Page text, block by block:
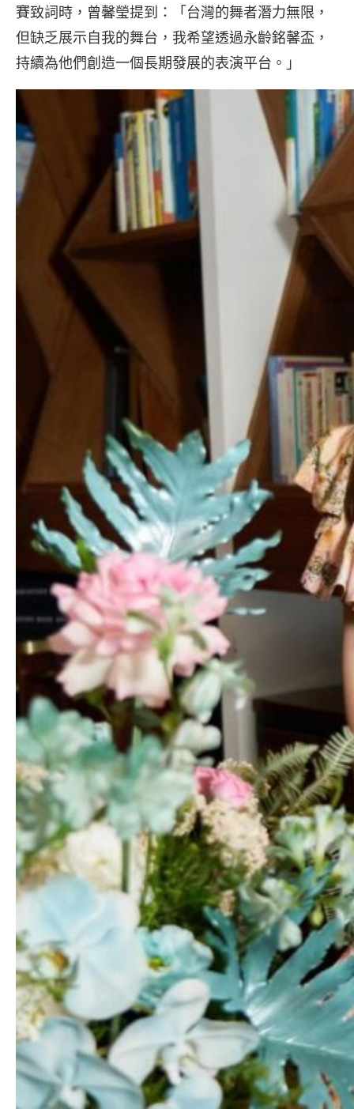
賽致詞時，曾馨瑩提到：「台灣的舞者潛力無限，
但缺乏展示自我的舞台，我希望透過永齡銘馨盃，
持續為他們創造一個長期發展的表演平台。」